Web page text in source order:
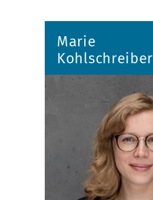
Marie
Kohlschreiber